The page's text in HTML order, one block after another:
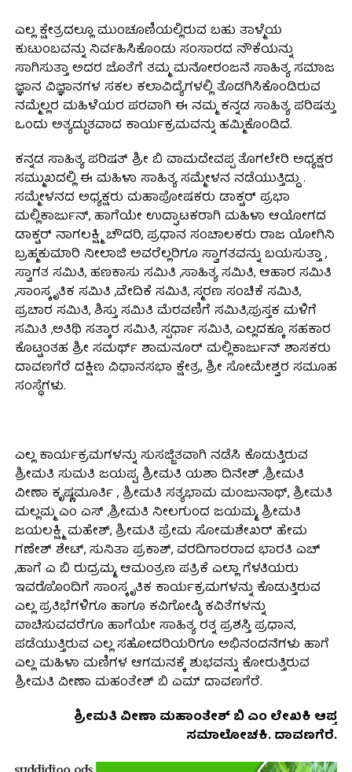
ಎಲ್ಲ ಕ್ಷೇತ್ರದಲ್ಲೂ ಮುಂಚೂಣಿಯಲ್ಲಿರುವ ಬಹು ತಾಳ್ಮೆಯ
ಕುಟುಂಬವನ್ನು ನಿರ್ವಹಿಸಿಕೊಂಡು ಸಂಸಾರದ ನೌಕೆಯನ್ನು
ಸಾಗಿಸುತ್ತಾ ಅದರ ಜೊತೆಗೆ ತಮ್ಮ ಮನೋರಂಜನೆ ಸಾಹಿತ್ಯ ಸಮಾಜ
ಜ್ಞಾನ ವಿಜ್ಞಾನಗಳ ಸಕಲ ಕಲಾವಿದ್ಯೆಗಳಲ್ಲಿ ತೊಡಗಿಸಿಕೊಂಡಿರುವ
ನಮ್ಮೆಲ್ಲರ ಮಹಿಳೆಯರ ಪರವಾಗಿ ಈ ನಮ್ಮ ಕನ್ನಡ ಸಾಹಿತ್ಯ ಪರಿಷತ್ತು
ಒಂದು ಅತ್ಯದ್ಭುತವಾದ ಕಾರ್ಯಕ್ರಮವನ್ನು ಹಮ್ಮಿಕೊಂಡಿದೆ.
ಕನ್ನಡ ಸಾಹಿತ್ಯ ಪರಿಷತ್ ಶ್ರೀ ಬಿ ವಾಮದೇವಪ್ಪ ತೊಗಲೇರಿ ಅಧ್ಯಕ್ಷರ
ಸಮ್ಮುಖದಲ್ಲಿ ಈ ಮಹಿಳಾ ಸಾಹಿತ್ಯ ಸಮ್ಮೇಳನ ನಡೆಯುತ್ತಿದ್ದು .
ಸಮ್ಮೇಳನದ ಅಧ್ಯಕ್ಷರು ಮಹಾಪೋಷಕರು ಡಾಕ್ಟರ್ ಪ್ರಭಾ
ಮಲ್ಲಿಕಾರ್ಜುನ್, ಹಾಗೆಯೇ ಉದ್ಘಾಟಕರಾಗಿ ಮಹಿಳಾ ಆಯೋಗದ
ಡಾಕ್ಟರ್ ನಾಗಲಕ್ಷ್ಮಿ ಚೌದರಿ, ಪ್ರಧಾನ ಸಂಚಾಲಕರು ರಾಜ ಯೋಗಿನಿ
ಬ್ರಹ್ಮಕುಮಾರಿ ನೀಲಾಜಿ ಅವರೆಲ್ಲರಿಗೂ ಸ್ವಾಗತವನ್ನು ಬಯಸುತ್ತಾ ,
ಸ್ವಾಗತ ಸಮಿತಿ, ಹಣಕಾಸು ಸಮಿತಿ ,ಸಾಹಿತ್ಯ ಸಮಿತಿ, ಆಹಾರ ಸಮಿತಿ
,ಸಾಂಸ್ಕೃತಿಕ ಸಮಿತಿ ,ವೇದಿಕೆ ಸಮಿತಿ, ಸ್ಮರಣ ಸಂಚಿಕೆ ಸಮಿತಿ,
ಪ್ರಚಾರ ಸಮಿತಿ, ಶಿಸ್ತು ಸಮಿತಿ ಮೆರವಣಿಗೆ ಸಮಿತಿ,ಪುಸ್ತಕ ಮಳಿಗೆ
ಸಮಿತಿ ,ಅತಿಥಿ ಸತ್ಕಾರ ಸಮಿತಿ, ಸ್ಪರ್ಧಾ ಸಮಿತಿ, ಎಲ್ಲದಕ್ಕೂ ಸಹಕಾರ
ಕೊಟ್ಟಂತಹ ಶ್ರೀ ಸಮರ್ಥ್ ಶಾಮನೂರ್ ಮಲ್ಲಿಕಾರ್ಜುನ್ ಶಾಸಕರು
ದಾವಣಗೆರೆ ದಕ್ಷಿಣ ವಿಧಾನಸಭಾ ಕ್ಷೇತ್ರ, ಶ್ರೀ ಸೋಮೇಶ್ವರ ಸಮೂಹ
ಸಂಸ್ಥೆಗಳು.
ಎಲ್ಲ ಕಾರ್ಯಕ್ರಮಗಳನ್ನು ಸುಸಜ್ಜಿತವಾಗಿ ನಡೆಸಿ ಕೊಡುತ್ತಿರುವ
ಶ್ರೀಮತಿ ಸುಮತಿ ಜಯಪ್ಪ, ಶ್ರೀಮತಿ ಯಶಾ ದಿನೇಶ್ ,ಶ್ರೀಮತಿ
ವೀಣಾ ಕೃಷ್ಣಮೂರ್ತಿ , ಶ್ರೀಮತಿ ಸತ್ಯಭಾಮ ಮಂಜುನಾಥ್, ಶ್ರೀಮತಿ
ಮಲ್ಲಮ್ಮ ಎಂ ಎಸ್ ,ಶ್ರೀಮತಿ ನೀಲಗುಂದ ಜಯಮ್ಮ, ಶ್ರೀಮತಿ
ಜಯಲಕ್ಷ್ಮಿ ಮಹೇಶ್, ಶ್ರೀಮತಿ ಪ್ರೇಮ ಸೋಮಶೇಖರ್ ಹೇಮ
ಗಣೇಶ್ ಶೇಟ್, ಸುನಿತಾ ಪ್ರಕಾಶ್, ವರದಿಗಾರರಾದ ಭಾರತಿ ಎಚ್
,ಹಾಗೆ ಎ ಬಿ ರುದ್ರಮ್ಮ, ಆಮಂತ್ರಣ ಪತ್ರಿಕೆ ಎಲ್ಲಾ ಗೆಳತಿಯರು
ಇವರೊೊಂದಿಗೆ ಸಾಂಸ್ಕೃತಿಕ ಕಾರ್ಯಕ್ರಮಗಳನ್ನು ಕೊಡುತ್ತಿರುವ
ಎಲ್ಲ ಪ್ರತಿಭೆಗಳಿಗೂ ಹಾಗೂ ಕವಿಗೋಷ್ಠಿ ಕವಿತೆಗಳನ್ನು
ವಾಚಿಸುವವರೆಗೂ ಹಾಗೆಯೇ ಸಾಹಿತ್ಯ ರತ್ನ ಪ್ರಶಸ್ತಿ ಪ್ರಧಾನ,
ಪಡೆಯುತ್ತಿರುವ ಎಲ್ಲ ಸಹೋದರಿಯರಿಗೂ ಅಭಿನಂದನೆಗಳು ಹಾಗೆ
ಎಲ್ಲ ಮಹಿಳಾ ಮಣಿಗಳ ಆಗಮನಕ್ಕೆ ಶುಭವನ್ನು ಕೋರುತ್ತಿರುವ
ಶ್ರೀಮತಿ ವೀಣಾ ಮಹಂತೇಶ್ ಬಿ ಎಮ್ ದಾವಣಗೆರೆ.
ಶ್ರೀಮತಿ ವೀಣಾ ಮಹಾಂತೇಶ್ ಬಿ ಎಂ ಲೇಖಕಿ ಆಪ್ತ
ಸಮಾಲೋಚಕಿ. ದಾವಣಗೆರೆ.